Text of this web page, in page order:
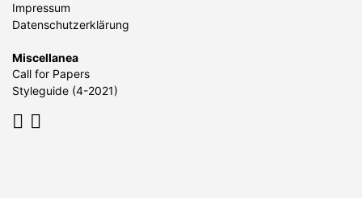
Impressum
Datenschutzerklärung
Miscellanea
Call for Papers
Styleguide (4-2021)